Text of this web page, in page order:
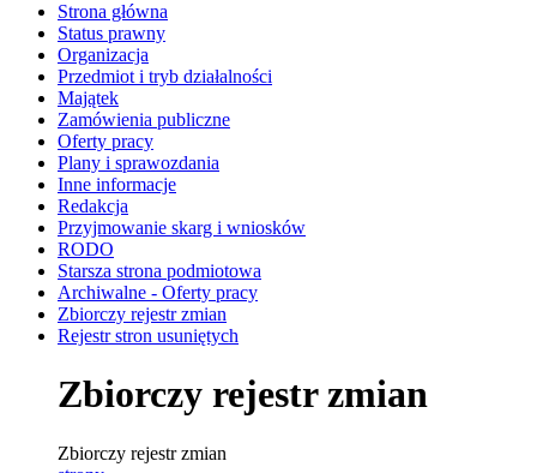
Strona główna
Status prawny
Organizacja
Przedmiot i tryb działalności
Majątek
Zamówienia publiczne
Oferty pracy
Plany i sprawozdania
Inne informacje
Redakcja
Przyjmowanie skarg i wniosków
RODO
Starsza strona podmiotowa
Archiwalne - Oferty pracy
Zbiorczy rejestr zmian
Rejestr stron usuniętych
Zbiorczy rejestr zmian
Zbiorczy rejestr zmian